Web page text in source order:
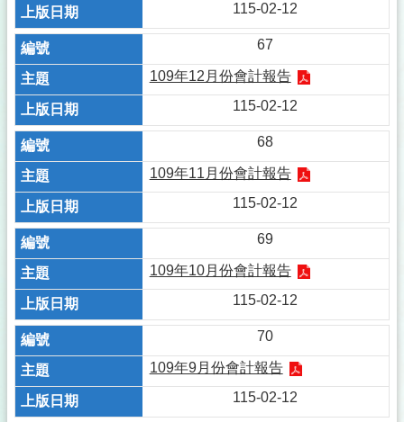
115-02-12
67
109年12月份會計報告
115-02-12
68
109年11月份會計報告
115-02-12
69
109年10月份會計報告
115-02-12
70
109年9月份會計報告
115-02-12